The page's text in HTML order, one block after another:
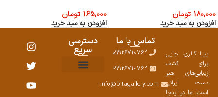
180,000 تومان
افزودن به سبد خرید
165,000 تومان
افزودن به سبد خرید
بیتا گالری، جایی
برای کشف
زیبایی‌های هنر
دست ایرانی
است. ما در اینجا
تماس با ما
09926710762
09926710762
info@bitagallery.com
دسترسی
سریع